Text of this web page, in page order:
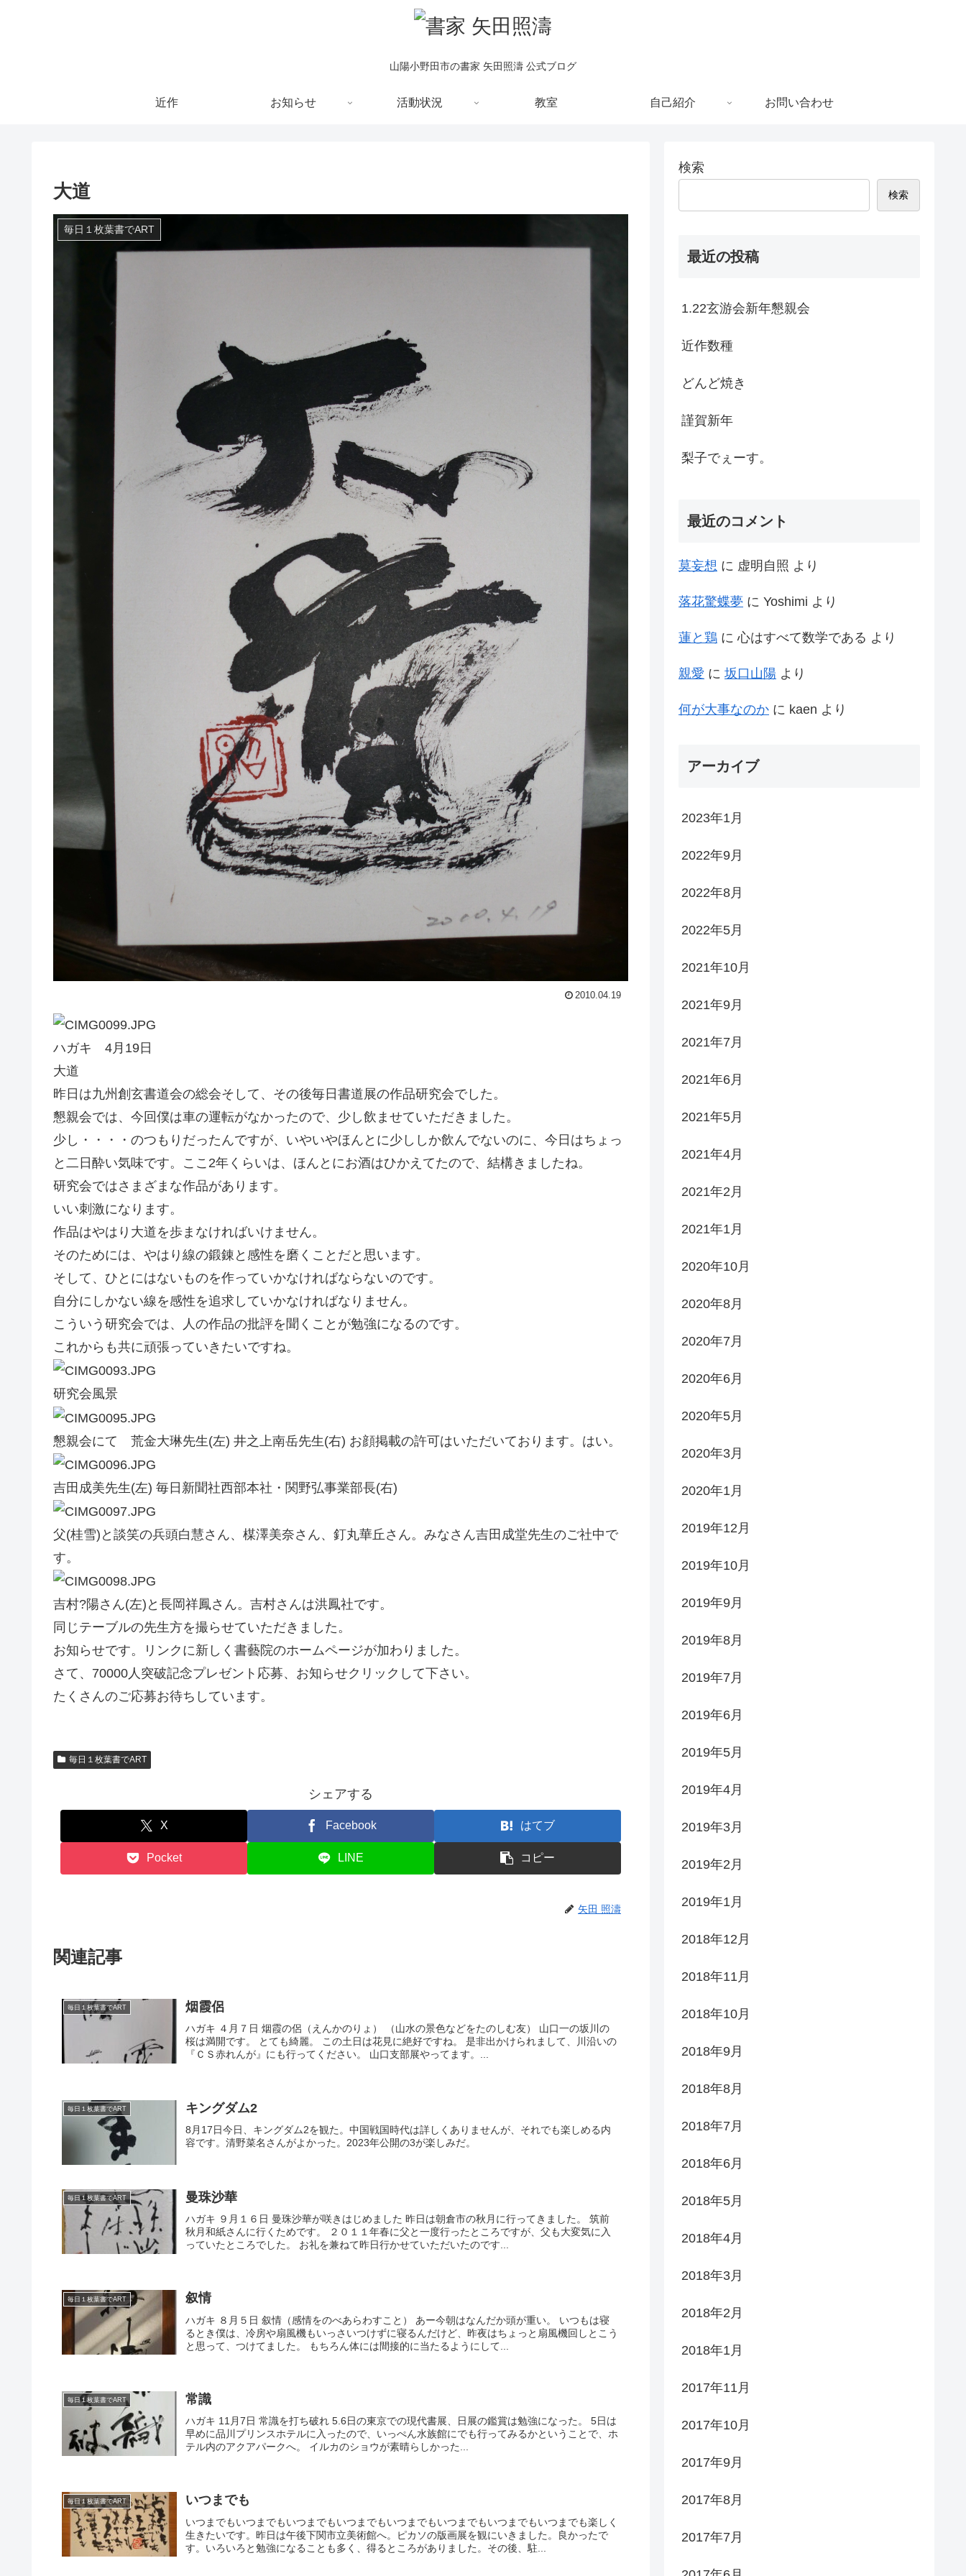
山陽小野田市の書家 矢田照濤 公式ブログ
近作 お知らせ 活動状況 教室 自己紹介 お問い合わせ
大道
毎日１枚葉書でART
2010.04.19
ハガキ 4月19日
大道
昨日は九州創玄書道会の総会そして、その後毎日書道展の作品研究会でした。
懇親会では、今回僕は車の運転がなかったので、少し飲ませていただきました。
少し・・・・のつもりだったんですが、いやいやほんとに少ししか飲んでないのに、今日はちょっ
と二日酔い気味です。ここ2年くらいは、ほんとにお酒はひかえてたので、結構きましたね。
研究会ではさまざまな作品があります。
いい刺激になります。
作品はやはり大道を歩まなければいけません。
そのためには、やはり線の鍛錬と感性を磨くことだと思います。
そして、ひとにはないものを作っていかなければならないのです。
自分にしかない線を感性を追求していかなければなりません。
こういう研究会では、人の作品の批評を聞くことが勉強になるのです。
これからも共に頑張っていきたいですね。
研究会風景
懇親会にて 荒金大琳先生(左) 井之上南岳先生(右) お顔掲載の許可はいただいております。はい。
吉田成美先生(左) 毎日新聞社西部本社・関野弘事業部長(右)
父(桂雪)と談笑の兵頭白慧さん、楳澤美奈さん、釘丸華丘さん。みなさん吉田成堂先生のご社中で
す。
吉村?陽さん(左)と長岡祥鳳さん。吉村さんは洪鳳社です。
同じテーブルの先生方を撮らせていただきました。
お知らせです。リンクに新しく書藝院のホームページが加わりました。
さて、70000人突破記念プレゼント応募、お知らせクリックして下さい。
たくさんのご応募お待ちしています。
毎日１枚葉書でART
シェアする
X Facebook はてブ
Pocket LINE コピー
矢田 照濤
関連記事
毎日１枚葉書でART 烟霞侶
ハガキ ４月７日 烟霞の侶（えんかのりょ） （山水の景色などをたのしむ友） 山口一の坂川の
桜は満開です。 とても綺麗。 この土日は花見に絶好ですね。 是非出かけられまして、川沿いの
『ＣＳ赤れんが』にも行ってください。 山口支部展やってます。...
毎日１枚葉書でART キングダム2
8月17日今日、キングダム2を観た。中国戦国時代は詳しくありませんが、それでも楽しめる内
容です。清野菜名さんがよかった。2023年公開の3が楽しみだ。
毎日１枚葉書でART 曼珠沙華
ハガキ ９月１６日 曼珠沙華が咲きはじめました 昨日は朝倉市の秋月に行ってきました。 筑前
秋月和紙さんに行くためです。 ２０１１年春に父と一度行ったところですが、父も大変気に入
っていたところでした。 お礼を兼ねて昨日行かせていただいたのです...
毎日１枚葉書でART 叙情
ハガキ ８月５日 叙情（感情をのべあらわすこと） あー今朝はなんだか頭が重い。 いつもは寝
るとき僕は、冷房や扇風機もいっさいつけずに寝るんだけど、昨夜はちょっと扇風機回しとこう
と思って、つけてました。 もちろん体には間接的に当たるようにして...
毎日１枚葉書でART 常識
ハガキ 11月7日 常識を打ち破れ 5.6日の東京での現代書展、日展の鑑賞は勉強になった。 5日は
早めに品川プリンスホテルに入ったので、いっぺん水族館にでも行ってみるかということで、ホ
テル内のアクアパークへ。 イルカのショウが素晴らしかった...
毎日１枚葉書でART いつまでも
いつまでもいつまでもいつまでもいつまでもいつまでもいつまでもいつまでもいつまでも楽しく
生きたいです。昨日は午後下関市立美術館へ。ピカソの版画展を観にいきました。良かったで
す。いろいろと勉強になることも多く、得るところがありました。その後、駐...
検索
検索
最近の投稿
1.22玄游会新年懇親会
近作数種
どんど焼き
謹賀新年
梨子でぇーす。
最近のコメント
莫妄想 に 虚明自照 より
落花驚蝶夢 に Yoshimi より
蓮と鶏 に心はすべて数学である より
親愛 に 坂口山陽 より
何が大事なのか に kaen より
アーカイブ
2023年1月
2022年9月
2022年8月
2022年5月
2021年10月
2021年9月
2021年7月
2021年6月
2021年5月
2021年4月
2021年2月
2021年1月
2020年10月
2020年8月
2020年7月
2020年6月
2020年5月
2020年3月
2020年1月
2019年12月
2019年10月
2019年9月
2019年8月
2019年7月
2019年6月
2019年5月
2019年4月
2019年3月
2019年2月
2019年1月
2018年12月
2018年11月
2018年10月
2018年9月
2018年8月
2018年7月
2018年6月
2018年5月
2018年4月
2018年3月
2018年2月
2018年1月
2017年11月
2017年10月
2017年9月
2017年8月
2017年7月